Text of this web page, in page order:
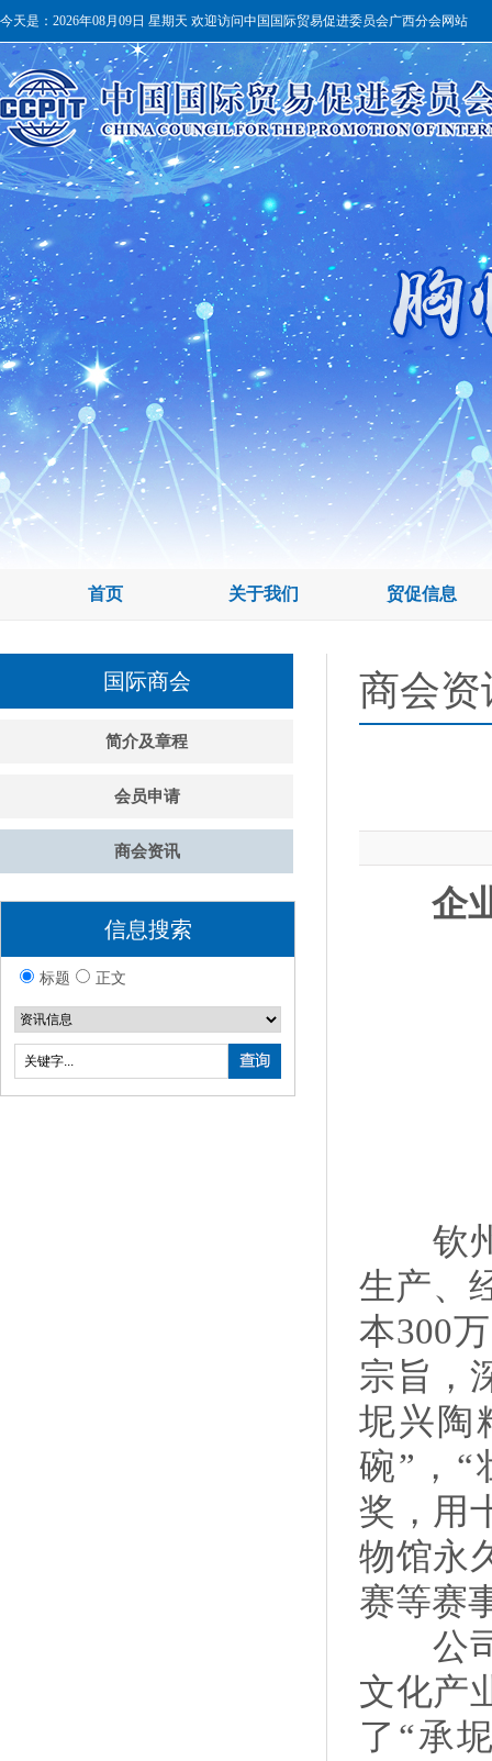
今天是： 2026年08月09日 星期天 欢迎访问中国国际贸易促进委员会广西分会网站
首页 关于我们 贸促信息
国际商会
简介及章程
会员申请
商会资讯
信息搜索
标题 正文
商会资
企业
钦州
生产、
本300
宗旨，
坭兴陶
碗”，“
奖，用
物馆永
赛等赛
公司
文化产
了“承